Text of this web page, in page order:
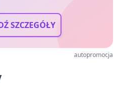
SZCZEGÓŁY
autopromocja